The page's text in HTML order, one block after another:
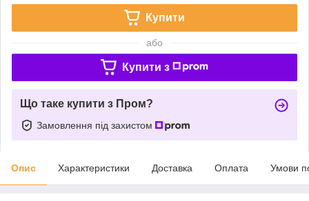
Купити
або
Купити з
Що таке купити з Пром?
Замовлення під захистом
Опис Характеристики Доставка Оплата Умови